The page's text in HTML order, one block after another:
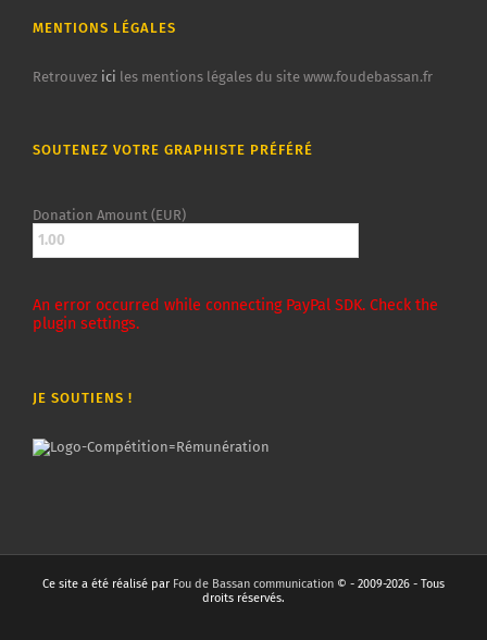
MENTIONS LÉGALES
Retrouvez ici les mentions légales du site www.foudebassan.fr
SOUTENEZ VOTRE GRAPHISTE PRÉFÉRÉ
Donation Amount (EUR)
An error occurred while connecting PayPal SDK. Check the
plugin settings.
JE SOUTIENS !
Ce site a été réalisé par Fou de Bassan communication © - 2009-2026 - Tous
droits réservés.